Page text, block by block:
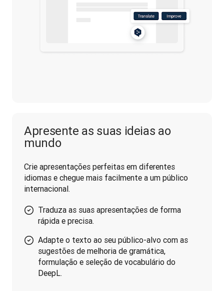
Apresente as suas ideias ao
mundo
Crie apresentações perfeitas em diferentes
idiomas e chegue mais facilmente a um público
internacional.
Traduza as suas apresentações de forma
rápida e precisa.
Adapte o texto ao seu público-alvo com as
sugestões de melhoria de gramática,
formulação e seleção de vocabulário do
DeepL.